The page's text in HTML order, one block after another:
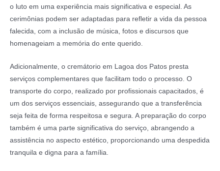
o luto em uma experiência mais significativa e especial. As
cerimônias podem ser adaptadas para refletir a vida da pessoa
falecida, com a inclusão de música, fotos e discursos que
homenageiam a memória do ente querido.
Adicionalmente, o cremátorio em Lagoa dos Patos presta
serviços complementares que facilitam todo o processo. O
transporte do corpo, realizado por profissionais capacitados, é
um dos serviços essenciais, assegurando que a transferência
seja feita de forma respeitosa e segura. A preparação do corpo
também é uma parte significativa do serviço, abrangendo a
assistência no aspecto estético, proporcionando uma despedida
tranquila e digna para a família.